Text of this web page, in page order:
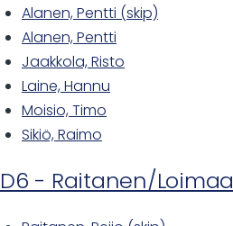
Alanen, Pentti (skip)
Alanen, Pentti
Jaakkola, Risto
Laine, Hannu
Moisio, Timo
Sikiö, Raimo
D6 - Raitanen/Loimaa